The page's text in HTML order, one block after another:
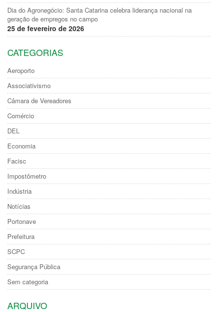
Dia do Agronegócio: Santa Catarina celebra liderança nacional na
geração de empregos no campo
25 de fevereiro de 2026
CATEGORIAS
Aeroporto
Associativismo
Câmara de Vereadores
Comércio
DEL
Economia
Facisc
Impostômetro
Indústria
Notícias
Portonave
Prefeitura
SCPC
Segurança Pública
Sem categoria
ARQUIVO